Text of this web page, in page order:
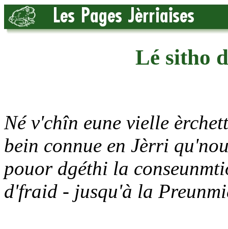
Lé sitho
Né v'chîn eune vielle
bein connue en Jèrri
pouor dgéthi la
d'fraid - jusqu'à la